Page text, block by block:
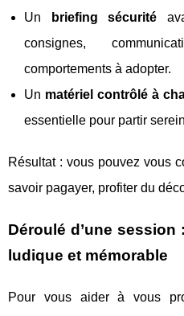
Un
briefing sécurité
consignes,
comportements à adopter.
Un matériel contrôlé à
essentielle pour partir
Résultat : vous pouvez vous
savoir pagayer, profiter du
Déroulé d’une
ludique et mémorable
Pour vous aider à vous